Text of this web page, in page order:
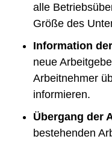
alle
Größe des
Information
neue
Arbeitnehmer
informieren.
Übergang der
bestehenden